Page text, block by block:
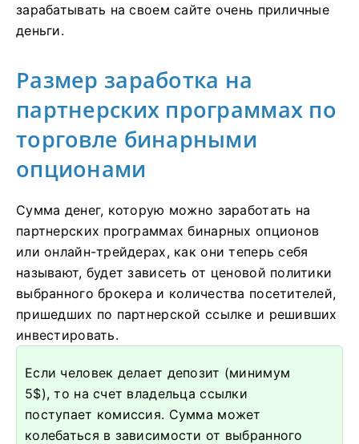
зарабатывать на своем сайте очень приличные
деньги.
Размер заработка на
партнерских программах по
торговле бинарными
опционами
Сумма денег, которую можно заработать на
партнерских программах бинарных опционов
или онлайн-трейдерах, как они теперь себя
называют, будет зависеть от ценовой политики
выбранного брокера и количества посетителей,
пришедших по партнерской ссылке и решивших
инвестировать.
Если человек делает депозит (минимум
5$), то на счет владельца ссылки
поступает комиссия. Сумма может
колебаться в зависимости от выбранного